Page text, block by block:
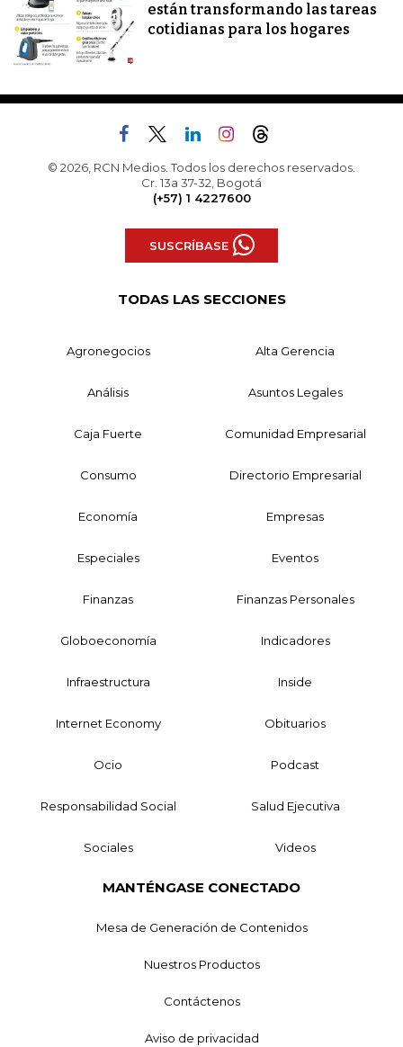
están transformando las tareas
cotidianas para los hogares
© 2026, RCN Medios. Todos los derechos reservados.
Cr. 13a 37-32, Bogotá
(+57) 1 4227600
SUSCRÍBASE
TODAS LAS SECCIONES
Agronegocios Alta Gerencia
Análisis Asuntos Legales
Caja Fuerte Comunidad Empresarial
Consumo Directorio Empresarial
Economía Empresas
Especiales Eventos
Finanzas Finanzas Personales
Globoeconomía Indicadores
Infraestructura Inside
Internet Economy Obituarios
Ocio Podcast
Responsabilidad Social Salud Ejecutiva
Sociales Videos
MANTÉNGASE CONECTADO
Mesa de Generación de Contenidos
Nuestros Productos
Contáctenos
Aviso de privacidad